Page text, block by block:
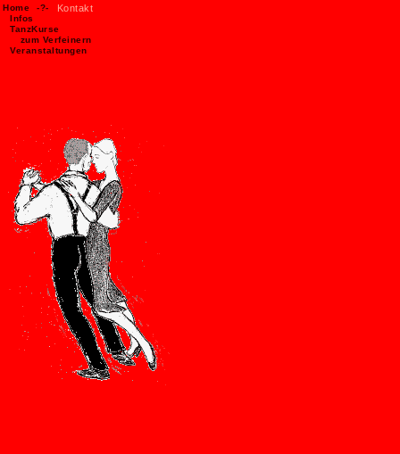
Home -?- Kontakt
Infos
TanzKurse
zum Verfeinern
Veranstaltungen